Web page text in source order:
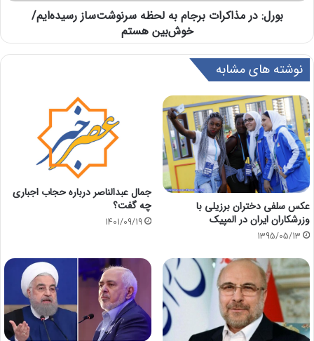
بورل: در مذاکرات برجام به لحظه سرنوشت‌ساز رسیده‌ایم/
خوش‌بین هستم
نوشته های مشابه
عکس سلفی دختران برزیلی با
وزرشکاران ایران در المپیک
1395/05/13
جمال عبدالناصر درباره حجاب اجباری
چه گفت؟
1401/09/19